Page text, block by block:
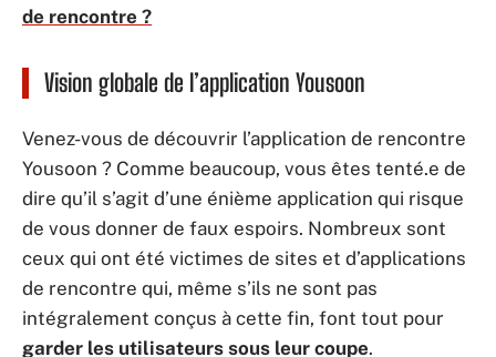
de rencontre ?
Vision globale de l’application Yousoon
Venez-vous de découvrir l’application de rencontre
Yousoon ? Comme beaucoup, vous êtes tenté.e de
dire qu’il s’agit d’une énième application qui risque
de vous donner de faux espoirs. Nombreux sont
ceux qui ont été victimes de sites et d’applications
de rencontre qui, même s’ils ne sont pas
intégralement conçus à cette fin, font tout pour
garder les utilisateurs sous leur coupe.